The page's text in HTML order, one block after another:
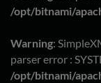
/opt/bitnami/
Warning:
parser error :
/opt/bitnami/